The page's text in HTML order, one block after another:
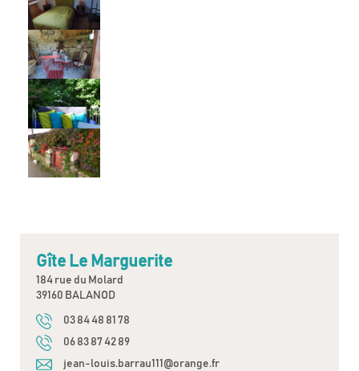
Gîte Le Marguerite
184 rue du Molard
39160 BALANOD
03 84 48 81 78
06 83 87 42 89
jean-louis.barrau111@orange.fr